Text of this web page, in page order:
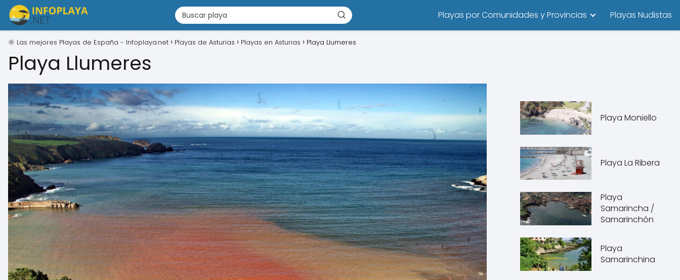
Playas por Comunidades y Provincias Playas Nudistas
🌞 Las mejores Playas de España - Infoplaya.net Playas de Asturias Playas en Asturias Playa Llumeres
Playa Llumeres
Playa Moniello
Playa La Ribera
Playa
Samarincha /
Samarinchón
Playa
Samarinchina